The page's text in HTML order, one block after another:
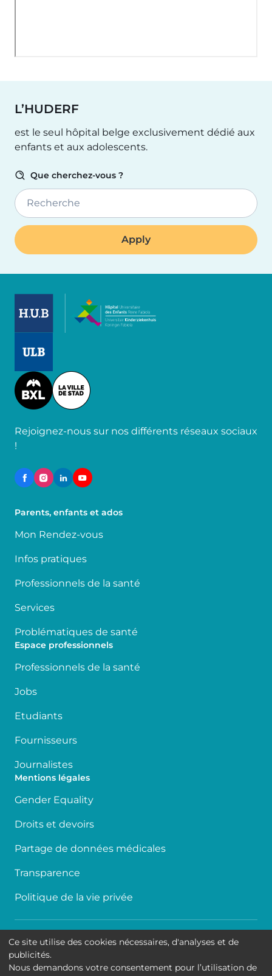
L’HUDERF
est le seul hôpital belge exclusivement dédié aux
enfants et aux adolescents.
Que cherchez-vous ?
Recherche
Image
Rejoignez-nous sur nos différents réseaux sociaux
!
Parents, enfants et ados
Mon Rendez-vous
Infos pratiques
Professionnels de la santé
Services
Problématiques de santé
Espace professionnels
Professionnels de la santé
Jobs
Etudiants
Fournisseurs
Journalistes
Mentions légales
Gender Equality
Droits et devoirs
Partage de données médicales
Transparence
Politique de la vie privée
Accessibilité
Contact
Ce site utilise des cookies nécessaires, d'analyses et de
publicités.
Nous demandons votre consentement pour l’utilisation de